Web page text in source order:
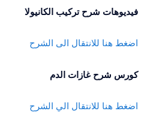
فيديوهات شرح تركيب الكانيولا
اضغط هنا للانتقال الى الشرح
كورس شرح غازات الدم
اضغط هنا للانتقال الي الشرح